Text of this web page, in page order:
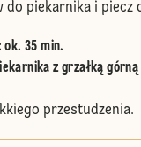
do piekarnika i piecz
ok. 35 min.
z grzałką
przestudzenia.